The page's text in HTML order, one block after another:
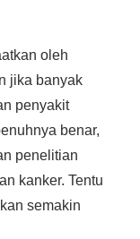
oleh
jika banyak
penyakit
benar,
penelitian
kanker. Tentu
semakin